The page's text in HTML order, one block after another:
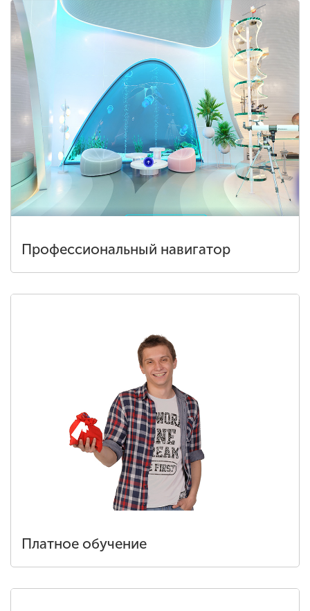
Профессиональный навигатор
Платное обучение